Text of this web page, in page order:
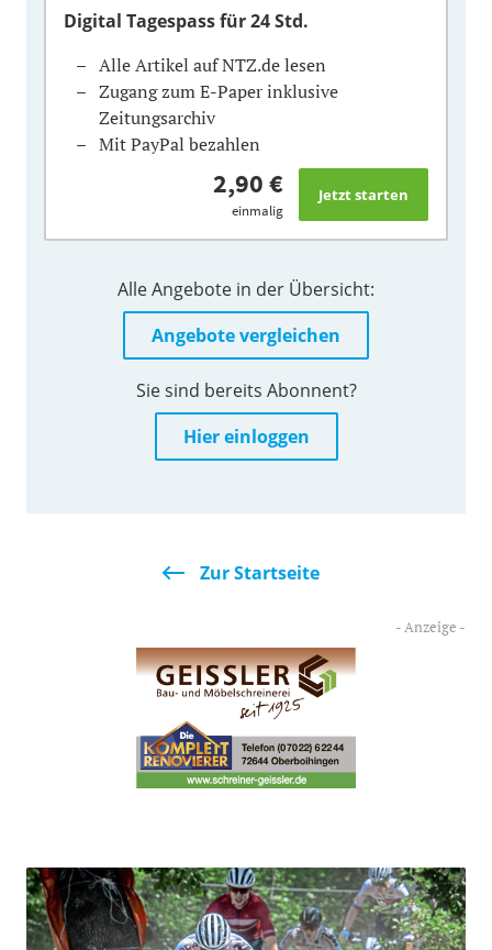
Digital Tagespassfür 24 Std.
Alle Artikel auf NTZ.de lesen
Zugang zum E-Paper inklusive
Zeitungsarchiv
Mit PayPal bezahlen
2,90 €
einmalig
Alle Angebote in der Übersicht:
Angebote vergleichen
Sie sind bereits Abonnent?
Hier einloggen
Zur Startseite